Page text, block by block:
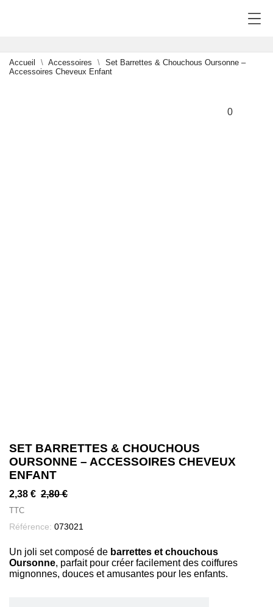
Accueil Accessoires
Set Barrettes & Chouchous Oursonne –
Accessoires Cheveux Enfant
0
SET BARRETTES & CHOUCHOUS
OURSONNE – ACCESSOIRES CHEVEUX
ENFANT
2,38 € 2,80 €
TTC
Référence: 073021
Un joli set composé de barrettes et chouchous
Oursonne, parfait pour créer facilement des coiffures
mignonnes, douces et amusantes pour les enfants.